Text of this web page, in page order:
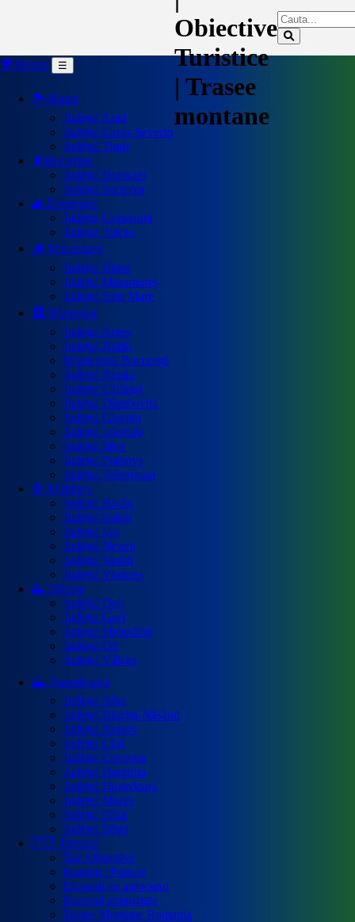
Obiective
Turistice
| Trasee
montane
🌍 Meniu ☰
🏞️ Banat
Județul Arad
Județul Caraș-Severin
Județul Timiș
🌲Bucovina
Județul Botoșani
Județul Suceava
🌊 Dobrogea
Județul Constanța
Județul Tulcea
🪵 Maramureș
Județul Bihor
Județul Maramureș
Județul Satu Mare
🏛️ Muntenia
Județul Argeș
Județul Brăila
Municipiul București
Județul Buzău
Județul Călărași
Județul Dâmbovița
Județul Giurgiu
Județul Ialomița
Județul Ilfov
Județul Prahova
Județul Teleorman
🍇 Moldova
Județul Bacău
Județul Galați
Județul Iași
Județul Neamț
Județul Vaslui
Județul Vrancea
🌄 Oltenia
Județul Dolj
Județul Gorj
Județul Mehedinți
Județul Olt
Județul Vâlcea
⛰️ Transilvania
Județul Alba
Județul Bistrița-Năsăud
Județul Brașov
Județul Cluj
Județul Covasna
Județul Harghita
Județul Hunedoara
Județul Mureș
Județul Sălaj
Județul Sibiu
🇷🇴 Diverse
Top Obiective
Imagini / Peisaje
Excursii cu autocarul
Excursii strainatate
Trasee Montane Romania